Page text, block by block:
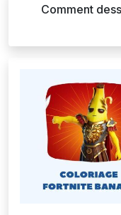
Comment